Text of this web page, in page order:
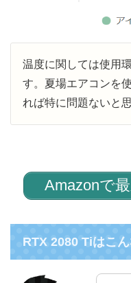
温度に関しては使用
す。夏場エアコンを
れば特に問題ないと
Amazonで
RTX 2080 Tiはこ